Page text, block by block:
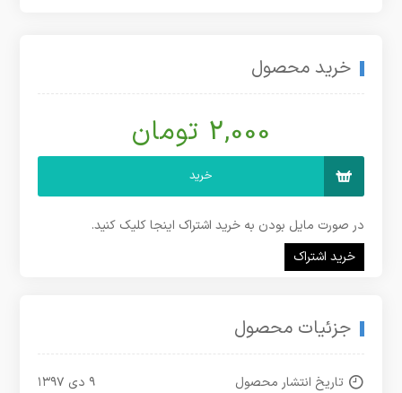
خرید محصول
2,000 تومان
خرید
در صورت مایل بودن به خرید اشتراک اینجا کلیک کنید.
خرید اشتراک
جزئیات محصول
تاریخ انتشار محصول
۹ دی ۱۳۹۷